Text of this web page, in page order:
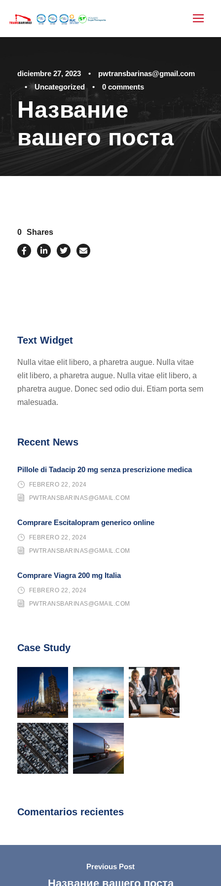
diciembre 27, 2023 •
pwtransbarinas@gmail.com
•
Uncategorized • 0 comments
Название
вашего поста
0 Shares
Text Widget
Nulla vitae elit libero, a pharetra augue. Nulla vitae
elit libero, a pharetra augue. Nulla vitae elit libero, a
pharetra augue. Donec sed odio dui. Etiam porta sem
malesuada.
Recent News
Pillole di Tadacip 20 mg senza prescrizione medica
FEBRERO 22, 2024
PWTRANSBARINAS@GMAIL.COM
Comprare Escitalopram generico online
FEBRERO 22, 2024
PWTRANSBARINAS@GMAIL.COM
Comprare Viagra 200 mg Italia
FEBRERO 22, 2024
PWTRANSBARINAS@GMAIL.COM
Case Study
Comentarios recientes
Previous Post
Название вашего поста